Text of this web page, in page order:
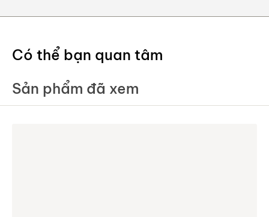
Có thể bạn quan tâm
Sản phẩm đã xem